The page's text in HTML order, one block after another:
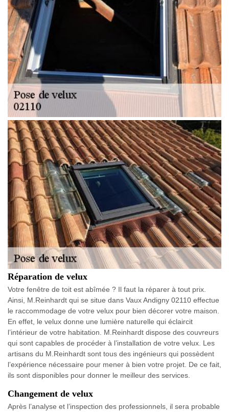
Réparation de velux
Votre fenêtre de toit est abîmée ? Il faut la réparer à tout prix.
Ainsi, M.Reinhardt qui se situe dans Vaux Andigny 02110 effectue
le raccommodage de votre velux pour bien décorer votre maison.
En effet, le velux donne une lumière naturelle qui éclaircit
l’intérieur de votre habitation. M.Reinhardt dispose des couvreurs
qui sont capables de procéder à l’installation de votre velux. Les
artisans du M.Reinhardt sont tous des ingénieurs qui possèdent
l’expérience nécessaire pour mener à bien votre projet. De ce fait,
ils sont disponibles pour donner le meilleur des services.
Changement de velux
Après l’analyse et l’inspection des professionnels, il sera probable